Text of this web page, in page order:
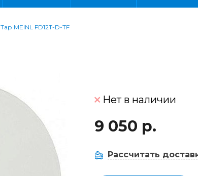
Тар MEINL FD12T-D-TF
Нет в наличии
9 050 р.
Рассчитать